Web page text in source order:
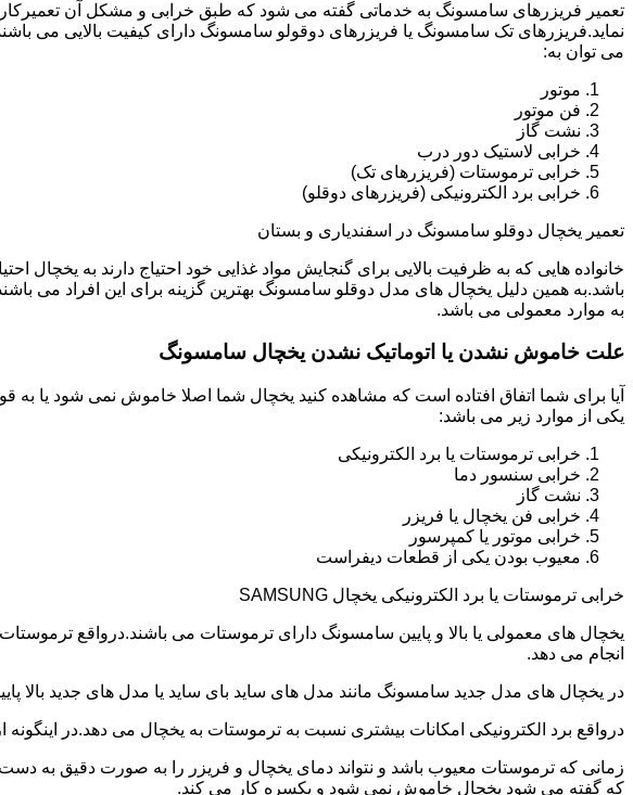
تعمیر فریزرهای سامسونگ به خدماتی گفته می شود که طبق خرابی و مشکل آن
نماید.فریزرهای تک سامسونگ یا فریزرهای دوقولو سامسونگ دارای کیفیت بالایی می
می توان به:
موتور
فن موتور
نشت گاز
خرابی لاستیک دور درب
خرابی ترموستات (فریزرهای تک)
خرابی برد الکترونیکی (فریزرهای دوقلو)
تعمیر یخچال دوقلو سامسونگ در اسفندیاری و بستان
خانواده هایی که به ظرفیت بالایی برای گنجایش مواد غذایی خود احتیاج دارند به
باشد.به همین دلیل یخچال های مدل دوقلو سامسونگ بهترین گزینه برای این افراد می
به موارد معمولی می باشد.
علت خاموش نشدن یا اتوماتیک نشدن یخچال سامسونگ
آیا برای شما اتفاق افتاده است که مشاهده کنید یخچال شما اصلا خاموش نمی شود
یکی از موارد زیر می باشد:
خرابی ترموستات یا برد الکترونیکی
خرابی سنسور دما
نشت گاز
خرابی فن یخچال یا فریزر
خرابی موتور یا کمپرسور
معیوب بودن یکی از قطعات دیفراست
خرابی ترموستات یا برد الکترونیکی یخچال SAMSUNG
یخچال های معمولی یا بالا و پایین سامسونگ دارای ترموستات می باشند.درواقع
انجام می دهد.
در یخچال های مدل جدید سامسونگ مانند مدل های ساید بای ساید یا مدل های جدید بالا
درواقع برد الکترونیکی امکانات بیشتری نسبت به ترموستات به یخچال می دهد.در
زمانی که ترموستات معیوب باشد و نتواند دمای یخچال و فریزر را به صورت دقیق به
که گفته می شود یخچال خاموش نمی شود و یکسره کار می کند.